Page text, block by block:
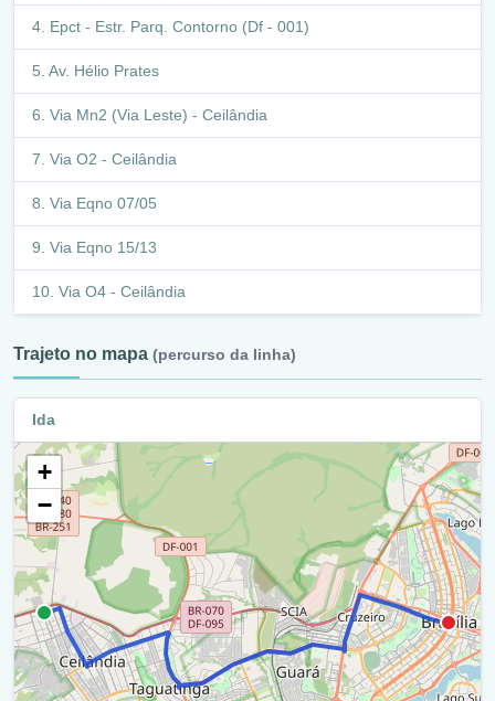
Epct - Estr. Parq. Contorno (Df - 001)
Av. Hélio Prates
Via Mn2 (Via Leste) - Ceilândia
Via O2 - Ceilândia
Via Eqno 07/05
Via Eqno 15/13
Via O4 - Ceilândia
Trajeto no mapa (percurso da linha)
Ida
+
−